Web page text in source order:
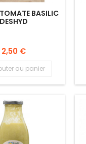
BASILIC
DESHYD
2,50 €
au panier